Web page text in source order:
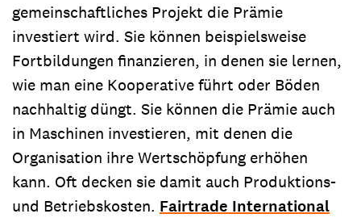
gemeinschaftliches Projekt die Prämie
investiert wird. Sie können beispielsweise
Fortbildungen finanzieren, in denen sie lernen,
wie man eine Kooperative führt oder Böden
nachhaltig düngt. Sie können die Prämie auch
in Maschinen investieren, mit denen die
Organisation ihre Wertschöpfung erhöhen
kann. Oft decken sie damit auch Produktions-
und Betriebskosten. Fairtrade International